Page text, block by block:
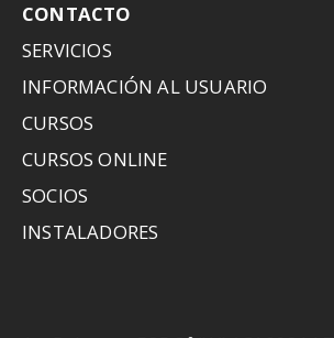
CONTACTO
SERVICIOS
INFORMACIÓN AL USUARIO
CURSOS
CURSOS ONLINE
SOCIOS
INSTALADORES